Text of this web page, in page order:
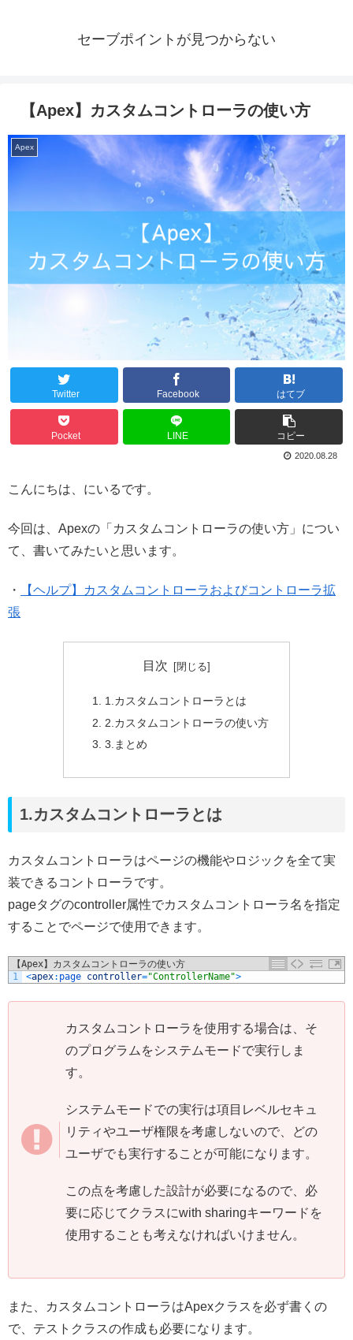
セーブポイントが見つからない
【Apex】カスタムコントローラの使い方
Apex
Twitter Facebook はてブ
Pocket LINE コピー
2020.08.28
こんにちは、にいるです。
今回は、Apexの「カスタムコントローラの使い方」につい
て、書いてみたいと思います。
・
【ヘルプ】カスタムコントローラおよびコントローラ拡
張
目次
1.カスタムコントローラとは
2.カスタムコントローラの使い方
3.まとめ
1.カスタムコントローラとは
カスタムコントローラはページの機能やロジックを全て実
装できるコントローラです。
pageタグのcontroller属性でカスタムコントローラ名を指定
することでページで使用できます。
【Apex】カスタムコントローラの使い方
1
<apex: page controller="ControllerName">
カスタムコントローラを使用する場合は、そ
のプログラムをシステムモードで実行しま
す。
システムモードでの実行は項目レベルセキュ
リティやユーザ権限を考慮しないので、どの
ユーザでも実行することが可能になります。
この点を考慮した設計が必要になるので、必
要に応じてクラスにwith sharingキーワードを
使用することも考えなければいけません。
また、カスタムコントローラはApexクラスを必ず書くの
で、テストクラスの作成も必要になります。